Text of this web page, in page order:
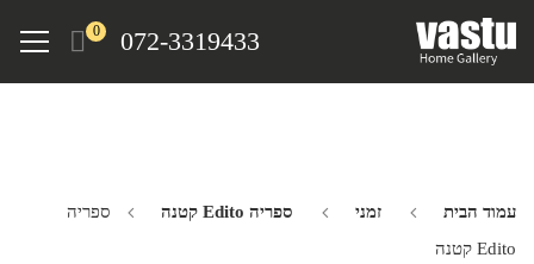
072-3319433
0
Menu
עמוד הבית זמני ספריה Edito קטנה
ספריה
Edito קטנה